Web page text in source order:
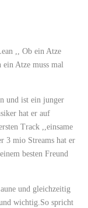
,, Ob ein Atze
Atze muss mal
und ist ein junger
hat er auf
Track ,,einsame
3 mio Streams hat er
besten Freund
und gleichzeitig
wichtig.So spricht